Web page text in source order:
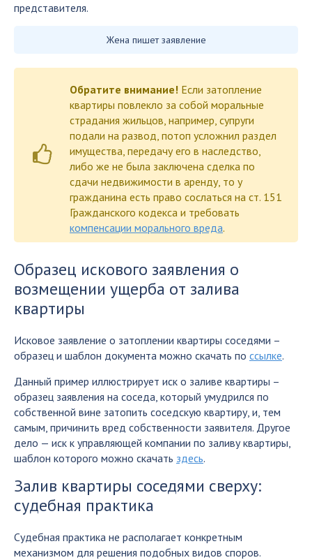
представителя.
Жена пишет заявление
Обратите внимание! Если затопление
квартиры повлекло за собой моральные
страдания жильцов, например, супруги
подали на развод, потоп усложнил раздел
имущества, передачу его в наследство,
либо же не была заключена сделка по
сдачи недвижимости в аренду, то у
гражданина есть право сослаться на ст. 151
Гражданского кодекса и требовать
компенсации морального вреда.
Образец искового заявления о
возмещении ущерба от залива
квартиры
Исковое заявление о затоплении квартиры соседями –
образец и шаблон документа можно скачать по ссылке.
Данный пример иллюстрирует иск о заливе квартиры –
образец заявления на соседа, который умудрился по
собственной вине затопить соседскую квартиру, и, тем
самым, причинить вред собственности заявителя. Другое
дело — иск к управляющей компании по заливу квартиры,
шаблон которого можно скачать здесь.
Залив квартиры соседями сверху:
судебная практика
Судебная практика не располагает конкретным
механизмом для решения подобных видов споров.